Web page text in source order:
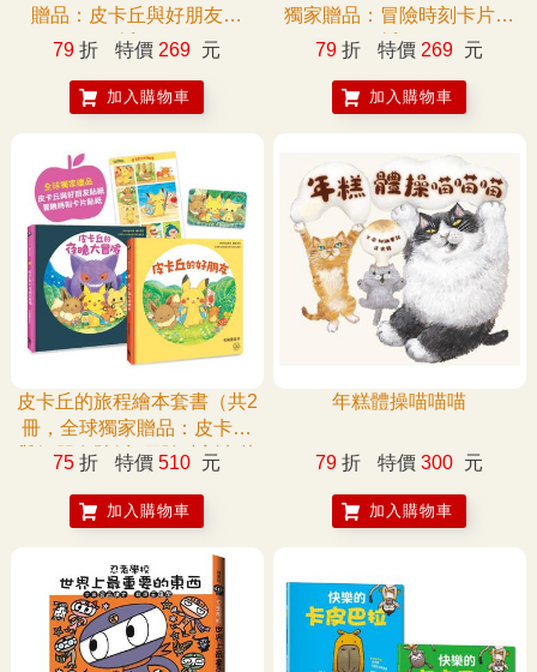
贈品：皮卡丘與好朋友貼
紙）
79 折 特價 269 元
加入購物車
獨家贈品：冒險時刻卡片貼
紙）
79 折 特價 269 元
加入購物車
皮卡丘的旅程繪本套書（共2
冊，全球獨家贈品：皮卡丘
與好朋友貼紙+冒險時刻卡片
75 折 特價 510 元
加入購物車
年糕體操喵喵喵
79 折 特價 300 元
加入購物車